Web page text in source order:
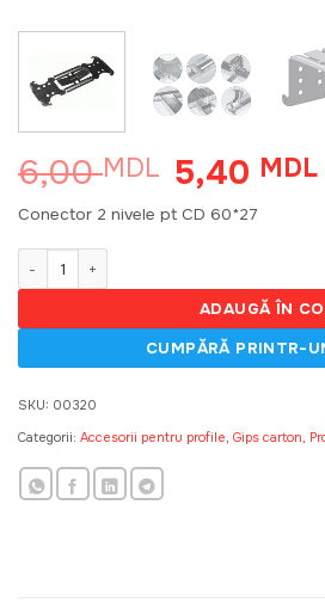
6,00MDL Prețul
inițial
a
5,40 MDL
Conector 2 nivele pt CD 60*27
ADAUGĂ ÎN
SKU: 00320
Categorii: Accesorii pentru profile, Gips carton,